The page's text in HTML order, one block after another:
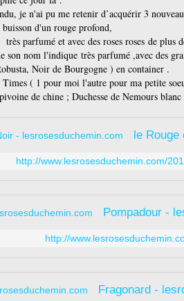
je n'ai pu me retenir d’acquérir 3
d'un rouge profond,
parfumé et avec des roses roses de plus
son nom l'indique très parfumé ,avec des
Noir de Bourgogne ) en container .
( 1 pour moi l'autre pour ma petite
de chine ; Duchesse de Nemours
http://www.lesrosesduchemin.com/
Pompadour -
http://
Fragonard -